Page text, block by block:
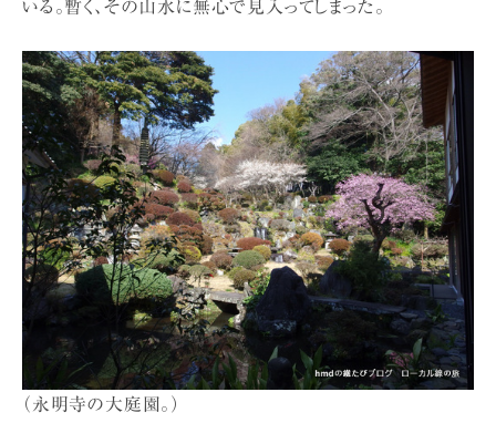
いる。暫く、その山水に無心で見入ってしまった。
（永明寺の大庭園。）